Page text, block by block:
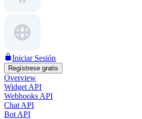
Iniciar Sesión
Regístrese gratis
Overview
Widget API
Webhooks API
Chat API
Bot API